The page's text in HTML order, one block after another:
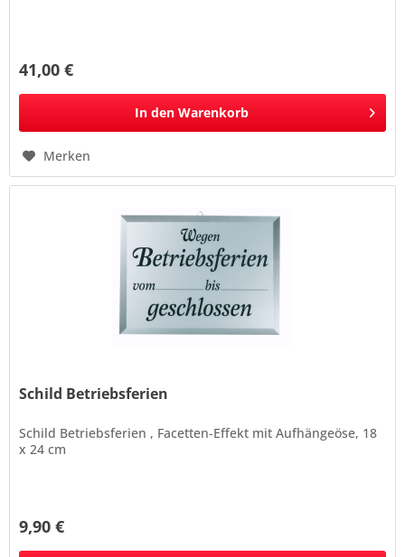
41,00 €
In den Warenkorb
Merken
Schild Betriebsferien
Schild Betriebsferien , Facetten-Effekt mit Aufhängeöse, 18
x 24 cm
9,90 €